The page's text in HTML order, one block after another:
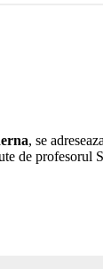
, se
de profesorul